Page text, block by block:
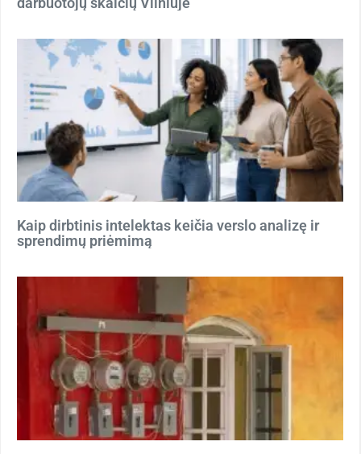
Kaip dirbtinis intelektas keičia verslo analizę ir
sprendimų priėmimą